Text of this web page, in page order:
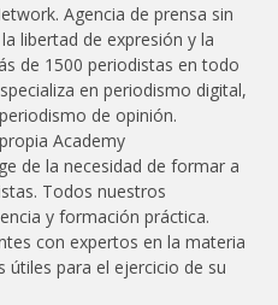
Agencia de prensa sin
libertad de expresión y la
de 1500 periodistas en todo
en periodismo digital,
de opinión.
Academy
de la necesidad de formar a
Todos nuestros
y formación práctica.
con expertos en la materia
para el ejercicio de su